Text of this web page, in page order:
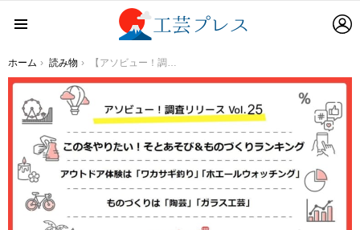
You are here:
ホーム 読み物 【アソビュー！調査リリース】この冬やりたい！そとあそび＆ものづくりランキング大発表！そとあそび1位「ワカサギ釣り」、ものづくり1位「陶芸」。ポイントは「子どもやパートナーとする、初めての挑戦」